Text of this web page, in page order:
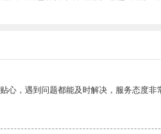
心，遇到问题都能及时解决，服务态度非